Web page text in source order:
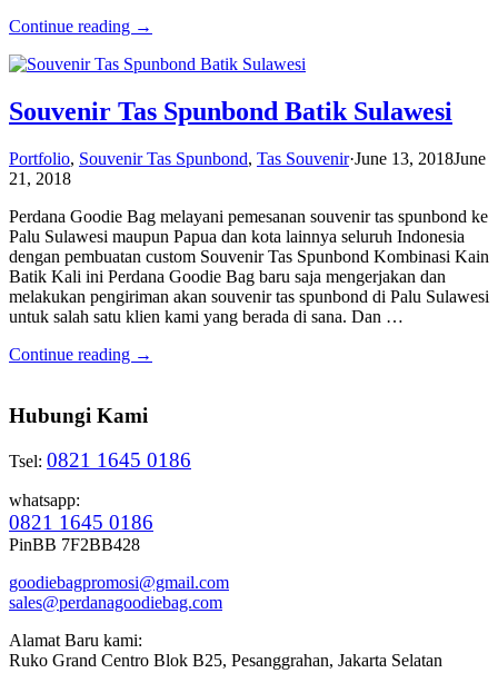
Continue reading →
Souvenir Tas Spunbond Batik Sulawesi
Portfolio, Souvenir Tas Spunbond, Tas Souvenir·June 13, 2018June
21, 2018
Perdana Goodie Bag melayani pemesanan souvenir tas spunbond ke
Palu Sulawesi maupun Papua dan kota lainnya seluruh Indonesia
dengan pembuatan custom Souvenir Tas Spunbond Kombinasi Kain
Batik Kali ini Perdana Goodie Bag baru saja mengerjakan dan
melakukan pengiriman akan souvenir tas spunbond di Palu Sulawesi
untuk salah satu klien kami yang berada di sana. Dan …
Continue reading →
Hubungi Kami
Tsel: 0821 1645 0186
whatsapp:
0821 1645 0186
PinBB 7F2BB428
goodiebagpromosi@gmail.com
sales@perdanagoodiebag.com
Alamat Baru kami:
Ruko Grand Centro Blok B25, Pesanggrahan, Jakarta Selatan